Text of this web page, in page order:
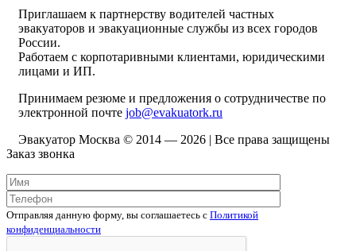
Приглашаем к партнерству водителей частных
эвакуаторов и эвакуационные службы из всех городов
России.
Работаем с корпотаривными клиентами, юридическими
лицами и ИП.
Принимаем резюме и предложения о сотрудничестве по
электронной почте job@evakuatork.ru
Эвакуатор Москва © 2014 — 2026 | Все права защищены
Заказ звонка
Отправляя данную форму, вы соглашаетесь c Политикой
конфиденциальности